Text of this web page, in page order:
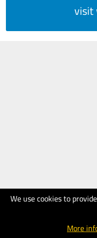
We use cookies to
More